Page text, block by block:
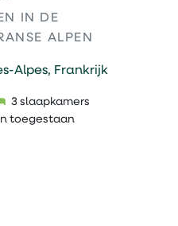
IN DE
ALPEN
Alpes, Frankrijk
3 slaapkamers
toegestaan